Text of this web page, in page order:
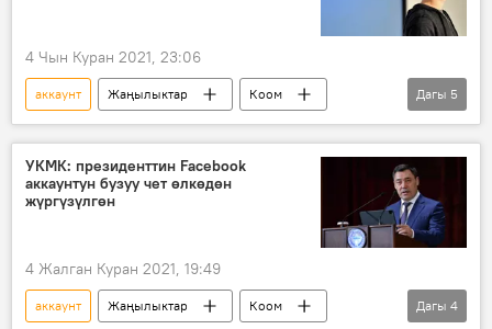
4 Чын Куран 2021, 23:06
аккаунт Жаңылыктар
Коом
Дүйнөдө
социалдык тармак
маалымат
Марк Цукерберг
интернет
Дагы 5
УКМК: президенттин Facebook
аккаунтун бузуу чет өлкөдөн
жүргүзүлгөн
4 Жалган Куран 2021, 19:49
аккаунт Жаңылыктар
Коом
Дагы 4